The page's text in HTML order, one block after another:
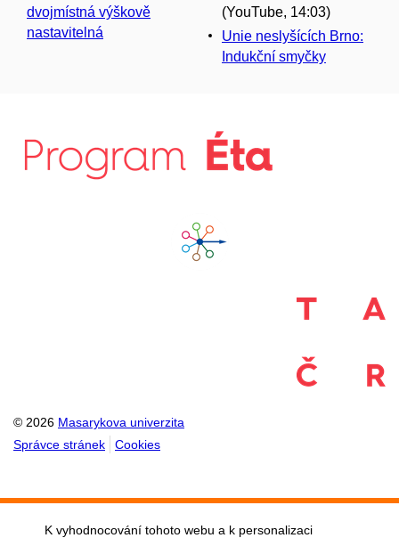
dvojmístná výškově
nastavitelná
(YouTube, 14:03)
Unie neslyšících Brno:
Indukční smyčky
© 2026 Masarykova univerzita
Správce stránek
Cookies
K vyhodnocování tohoto webu a k personalizaci